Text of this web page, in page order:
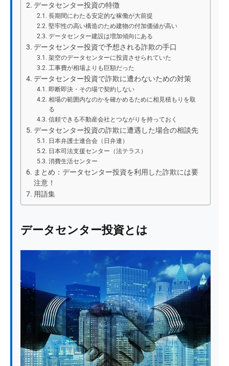
データセンター投資の特徴
長期間にわたる安定的な稼働が大前提
堅牢性の高い構造のため建物の付加価値が高い
データセンター建設は増加傾向にある
データセンター投資で予想される詐欺の手口
架空のデータセンターに投資させられていた
工事費が相場よりも巨額だった
データセンター投資で詐欺に遭わないための対策
即断即決・その場で契約しない
相場の範囲内なのかを確かめるために相見積もりを取
る
信頼できる不動産会社とつながりを持っておく
データセンター投資の詐欺に遭遇した場合の相談先
日本弁護士連合会（日弁連）
日本司法支援センター（法テラス）
消費生活センター
まとめ：データセンター投資を利用した詐欺には要
注意！
用語集
データセンター投資とは